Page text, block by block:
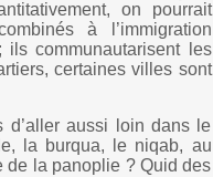
on pourrait
à l’immigration
communautarisent les
certaines villes sont
d’aller aussi loin dans le
la burqua, le niqab, au
de la panoplie ? Quid des